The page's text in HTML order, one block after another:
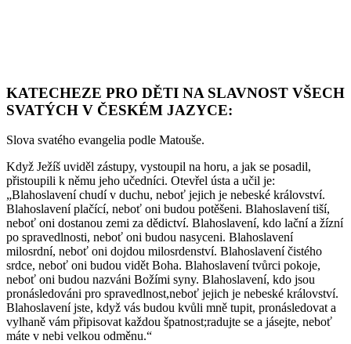
KATECHEZE PRO DĚTI NA SLAVNOST VŠECH
SVATÝCH V ČESKÉM JAZYCE:
Slova svatého evangelia podle Matouše.
Když Ježíš uviděl zástupy, vystoupil na horu, a jak se posadil,
přistoupili k němu jeho učedníci. Otevřel ústa a učil je:
„Blahoslavení chudí v duchu, neboť jejich je nebeské království.
Blahoslavení plačící, neboť oni budou potěšeni. Blahoslavení tiší,
neboť oni dostanou zemi za dědictví. Blahoslavení, kdo lační a žízní
po spravedlnosti, neboť oni budou nasyceni. Blahoslavení
milosrdní, neboť oni dojdou milosrdenství. Blahoslavení čistého
srdce, neboť oni budou vidět Boha. Blahoslavení tvůrci pokoje,
neboť oni budou nazváni Božími syny. Blahoslavení, kdo jsou
pronásledováni pro spravedlnost,neboť jejich je nebeské království.
Blahoslavení jste, když vás budou kvůli mně tupit, pronásledovat a
vylhaně vám připisovat každou špatnost;radujte se a jásejte, neboť
máte v nebi velkou odměnu.“